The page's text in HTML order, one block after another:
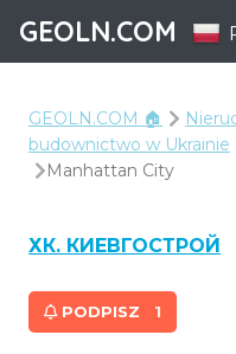
GEOLN.COM
GEOLN.COM 🏠
budownictwo w Ukrainie
Manhattan City
ХК. КИЕВГОСТРОЙ
PODPISZ 1